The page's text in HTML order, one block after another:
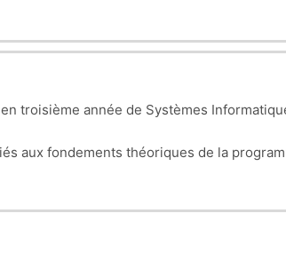
troisième année de Systèmes
aux fondements théoriques de la
qu'à maîtriser les techniques de